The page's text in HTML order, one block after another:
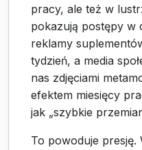
pracy, ale też w
pokazują postępy w
reklamy
tydzień, a media
nas zdjęciami
efektem miesięcy
jak „szybkie
To powoduje